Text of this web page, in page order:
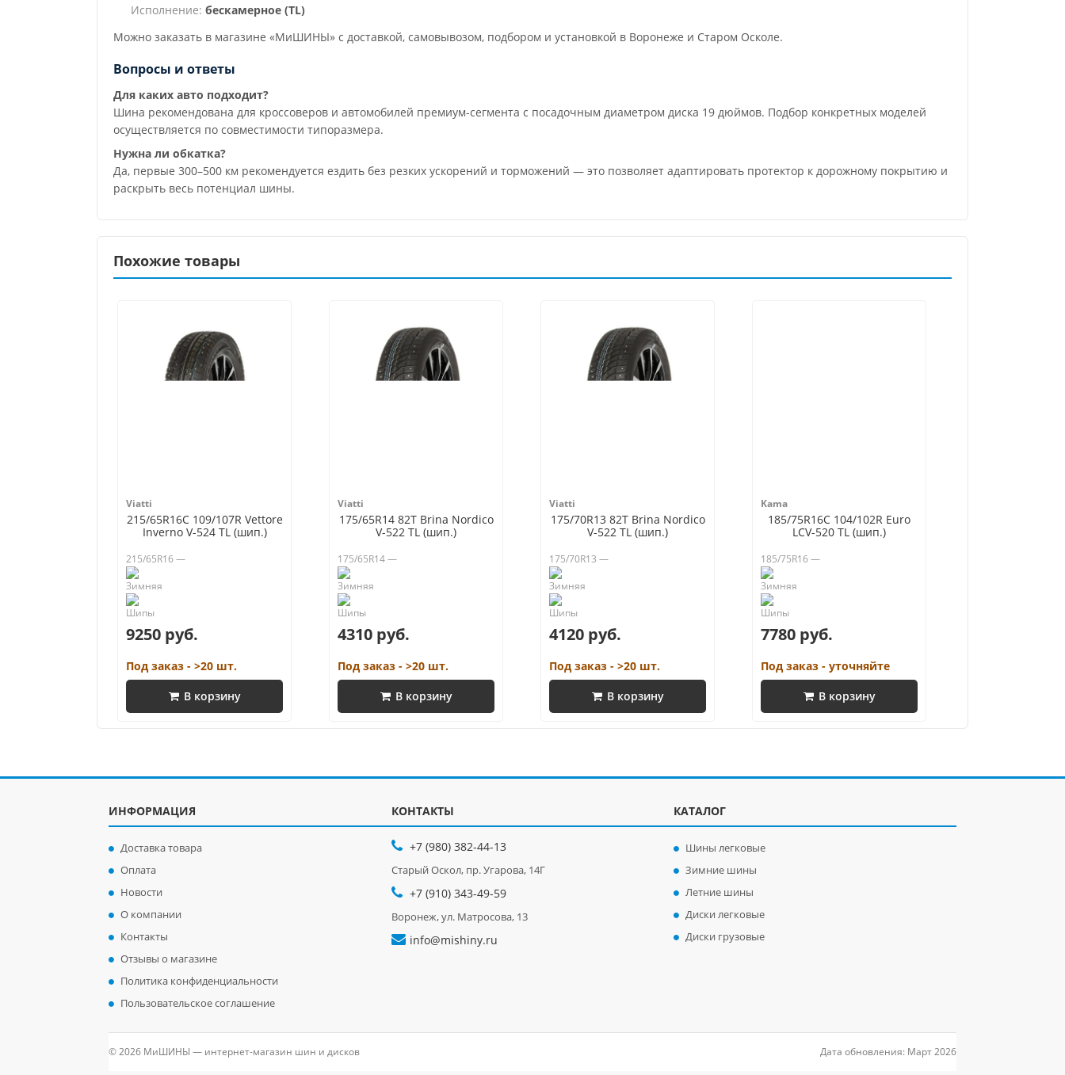
Исполнение: бескамерное (TL)
Можно заказать в магазине «МиШИНЫ» с доставкой, самовывозом, подбором и установкой в Воронеже и Старом Осколе.
Вопросы и ответы
Для каких авто подходит?
Шина рекомендована для кроссоверов и автомобилей премиум-сегмента с посадочным диаметром диска 19 дюймов. Подбор конкретных моделей
осуществляется по совместимости типоразмера.
Нужна ли обкатка?
Да, первые 300–500 км рекомендуется ездить без резких ускорений и торможений — это позволяет адаптировать протектор к дорожному покрытию и
раскрыть весь потенциал шины.
Похожие товары
Viatti
215/65R16C 109/107R Vettore
Inverno V-524 TL (шип.)
215/65R16 —
9250 руб.
Под заказ - >20 шт.
В корзину
Viatti
175/65R14 82T Brina Nordico
V-522 TL (шип.)
175/65R14 —
4310 руб.
Под заказ - >20 шт.
В корзину
Viatti
175/70R13 82T Brina Nordico
V-522 TL (шип.)
175/70R13 —
4120 руб.
Под заказ - >20 шт.
В корзину
Kama
185/75R16C 104/102R Euro
LCV-520 TL (шип.)
185/75R16 —
7780 руб.
Под заказ - уточняйте
В корзину
ИНФОРМАЦИЯ
Доставка товара
Оплата
Новости
О компании
Контакты
Отзывы о магазине
Политика конфиденциальности
Пользовательское соглашение
КОНТАКТЫ
+7 (980) 382-44-13
Старый Оскол, пр. Угарова, 14Г
+7 (910) 343-49-59
Воронеж, ул. Матросова, 13
info@mishiny.ru
КАТАЛОГ
Шины легковые
Зимние шины
Летние шины
Диски легковые
Диски грузовые
© 2026 МиШИНЫ — интернет-магазин шин и дисков Дата обновления: Март 2026